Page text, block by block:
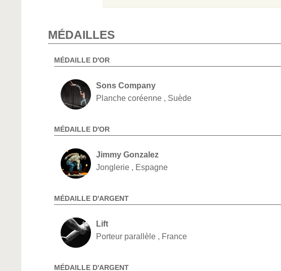
MÉDAILLES
MÉDAILLE D'OR
Sons Company
Planche coréenne , Suède
MÉDAILLE D'OR
Jimmy Gonzalez
Jonglerie , Espagne
MÉDAILLE D'ARGENT
Lift
Porteur parallèle , France
MÉDAILLE D'ARGENT